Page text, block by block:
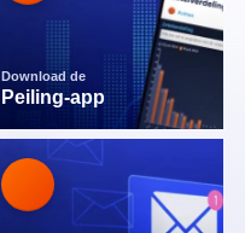
Download de
Peiling-app